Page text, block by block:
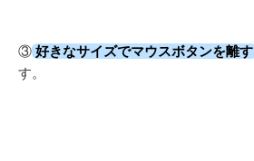
③ 好きなサイズでマウスボタンを離す
す。